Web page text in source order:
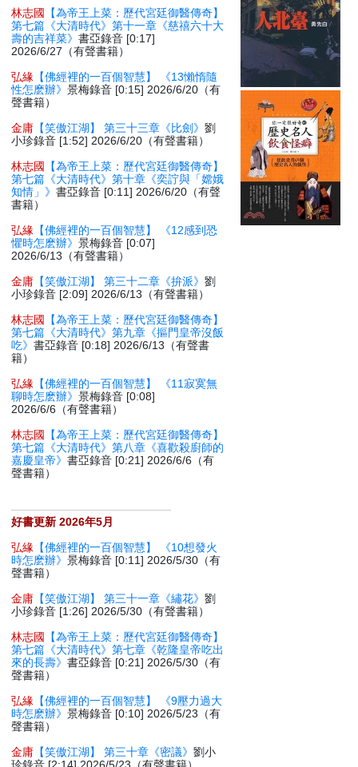
林志國
【為帝王上菜：歷代宮廷御醫傳奇】
第七篇《大清時代》第十一章《慈禧六十大
壽的吉祥菜》書亞錄音 [0:17]
2026/6/27（有聲書籍）
弘緣 【佛經裡的一百個智慧】 《13懶惰隨
性怎麽辦》景梅錄音 [0:15] 2026/6/20（有
聲書籍）
金庸 【笑傲江湖】 第三十三章《比劍》劉
小珍錄音 [1:52] 2026/6/20（有聲書籍）
林志國
【為帝王上菜：歷代宮廷御醫傳奇】
第七篇《大清時代》第十章《奕詝與「嫦娥
知情」》書亞錄音 [0:11] 2026/6/20（有聲
書籍）
弘緣 【佛經裡的一百個智慧】 《12感到恐
懼時怎麽辦》景梅錄音 [0:07]
2026/6/13（有聲書籍）
金庸 【笑傲江湖】 第三十二章《拚派》劉
小珍錄音 [2:09] 2026/6/13（有聲書籍）
林志國
【為帝王上菜：歷代宮廷御醫傳奇】
第七篇《大清時代》第九章《摳門皇帝沒飯
吃》書亞錄音 [0:18] 2026/6/13（有聲書
籍）
弘緣 【佛經裡的一百個智慧】 《11寂寞無
聊時怎麽辦》景梅錄音 [0:08]
2026/6/6（有聲書籍）
林志國
【為帝王上菜：歷代宮廷御醫傳奇】
第七篇《大清時代》第八章《喜歡殺廚師的
嘉慶皇帝》書亞錄音 [0:21] 2026/6/6（有
聲書籍）
好書更新 2026年5月
弘緣 【佛經裡的一百個智慧】 《10想發火
時怎麽辦》景梅錄音 [0:11] 2026/5/30（有
聲書籍）
金庸 【笑傲江湖】 第三十一章《繡花》劉
小珍錄音 [1:26] 2026/5/30（有聲書籍）
林志國
【為帝王上菜：歷代宮廷御醫傳奇】
第七篇《大清時代》第七章《乾隆皇帝吃出
來的長壽》書亞錄音 [0:21] 2026/5/30（有
聲書籍）
弘緣 【佛經裡的一百個智慧】 《9壓力過大
時怎麽辦》景梅錄音 [0:10] 2026/5/23（有
聲書籍）
金庸 【笑傲江湖】 第三十章《密議》劉小